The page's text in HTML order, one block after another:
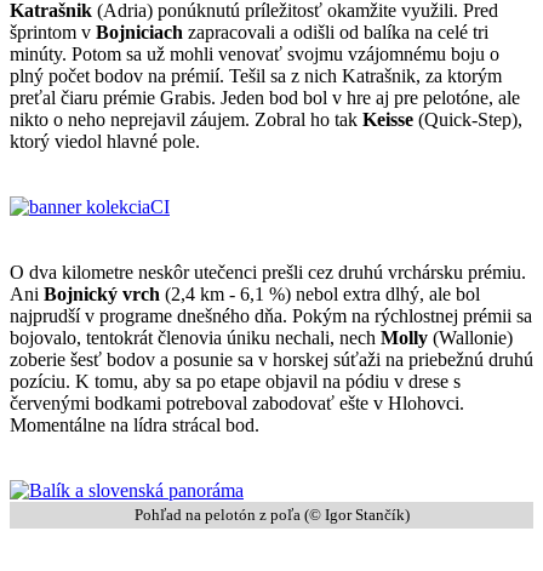
Katrašnik (Adria) ponúknutú príležitosť okamžite využili. Pred
šprintom v Bojniciach zapracovali a odišli od balíka na celé tri
minúty. Potom sa už mohli venovať svojmu vzájomnému boju o
plný počet bodov na prémií. Tešil sa z nich Katrašnik, za ktorým
preťal čiaru prémie Grabis. Jeden bod bol v hre aj pre pelotóne, ale
nikto o neho neprejavil záujem. Zobral ho tak Keisse (Quick-Step),
ktorý viedol hlavné pole.
O dva kilometre neskôr utečenci prešli cez druhú vrchársku prémiu.
Ani Bojnický vrch (2,4 km - 6,1 %) nebol extra dlhý, ale bol
najprudší v programe dnešného dňa. Pokým na rýchlostnej prémii sa
bojovalo, tentokrát členovia úniku nechali, nech Molly (Wallonie)
zoberie šesť bodov a posunie sa v horskej súťaži na priebežnú druhú
pozíciu. K tomu, aby sa po etape objavil na pódiu v drese s
červenými bodkami potreboval zabodovať ešte v Hlohovci.
Momentálne na lídra strácal bod.
Pohľad na pelotón z poľa (© Igor Stančík)